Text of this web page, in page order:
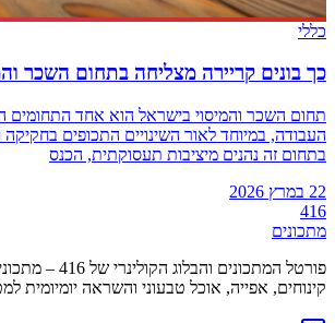
כללי
כך בונים קריירה מצליחה בתחום השכר
תחום השכר והמיסוי בישראל הוא אחד התחומים
העבודה, במיוחד לאור השינויים התכופים בחקיקה
בתחום זה נהנים מיציבות תעסוקתית, הכנס
22 במרץ 2026
416
מתכונים
פורטל המתכונים
קינוחים, אפייה, אוכל טבעוני והשראה יומיומית